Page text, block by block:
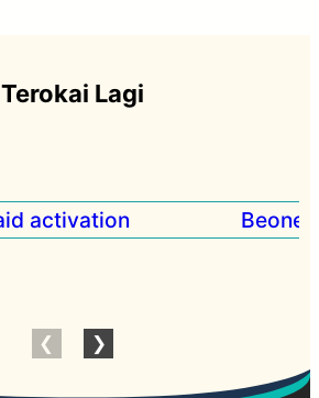
Terokai Lagi